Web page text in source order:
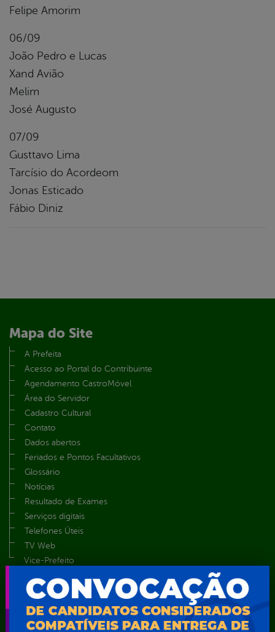
Felipe Amorim
06/09
João Pedro e Lucas
Xand Avião
Melim
José Augusto
07/09
Gusttavo Lima
Tarcísio do Acordeom
Jonas Esticado
Fábio Diniz
Mapa do Site
A Prefeita
Acesso ao Portal do Contribuinte
Agendamento CastroMóvel
Área do Servidor
Cadastro Cultural
Contato
Dados abertos
Feriados e Pontos Facultativos
Glossário
Notícias
Resultado de Exames
Serviços digitais
Telefones Úteis
TV Web
Vice-Prefeito
Agência Municipal de Meio Ambiente – AMMA
Assistência Social e Cidadania
Autarquia Educacional de Serra Talhada – AESET